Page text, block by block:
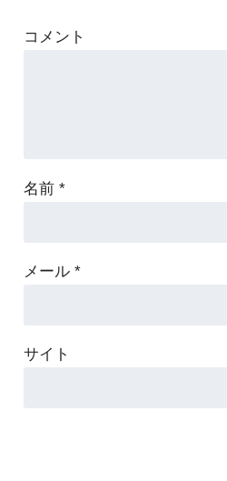
コメント
名前 *
メール *
サイト